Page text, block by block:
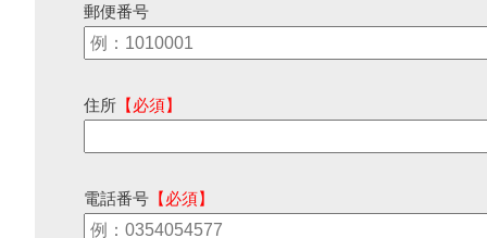
郵便番号
住所 【必須】
電話番号 【必須】